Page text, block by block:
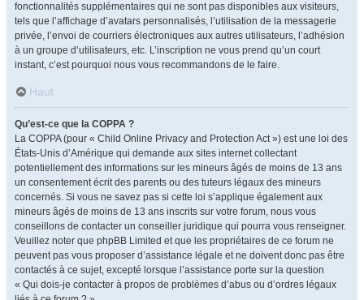
fonctionnalités supplémentaires qui ne sont pas disponibles aux visiteurs,
tels que l’affichage d’avatars personnalisés, l’utilisation de la messagerie
privée, l’envoi de courriers électroniques aux autres utilisateurs, l’adhésion
à un groupe d’utilisateurs, etc. L’inscription ne vous prend qu’un court
instant, c’est pourquoi nous vous recommandons de le faire.
Haut
Qu’est-ce que la COPPA ?
La COPPA (pour « Child Online Privacy and Protection Act ») est une loi des
États-Unis d’Amérique qui demande aux sites internet collectant
potentiellement des informations sur les mineurs âgés de moins de 13 ans
un consentement écrit des parents ou des tuteurs légaux des mineurs
concernés. Si vous ne savez pas si cette loi s’applique également aux
mineurs âgés de moins de 13 ans inscrits sur votre forum, nous vous
conseillons de contacter un conseiller juridique qui pourra vous renseigner.
Veuillez noter que phpBB Limited et que les propriétaires de ce forum ne
peuvent pas vous proposer d’assistance légale et ne doivent donc pas être
contactés à ce sujet, excepté lorsque l’assistance porte sur la question
« Qui dois-je contacter à propos de problèmes d’abus ou d’ordres légaux